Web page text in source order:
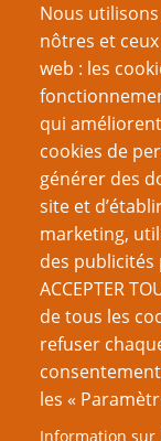
Nous
nôtres et
web : les
qui
cookies de
générer des
site et
marketing,
des publicités
ACCEPTER
de tous les
refuser
les «
Information sur
Une rôliste
Ebook 20 :
Test PTGPTB :
Convention
Ebook 19 :
Ebook 17 :
Pagination
VOUS
Romance et
Les scènes de